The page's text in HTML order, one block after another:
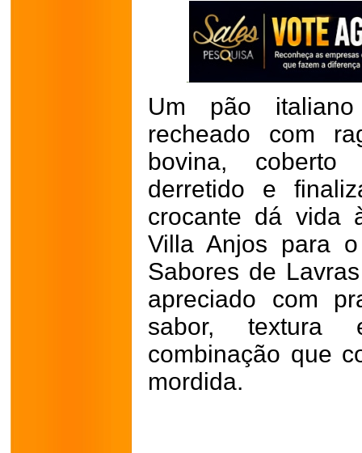
Um pão
recheado com
bovina, coberto
derretido e
crocante dá vida
Villa Anjos para
Sabores de
apreciado com
sabor,
combinação que
mordida.